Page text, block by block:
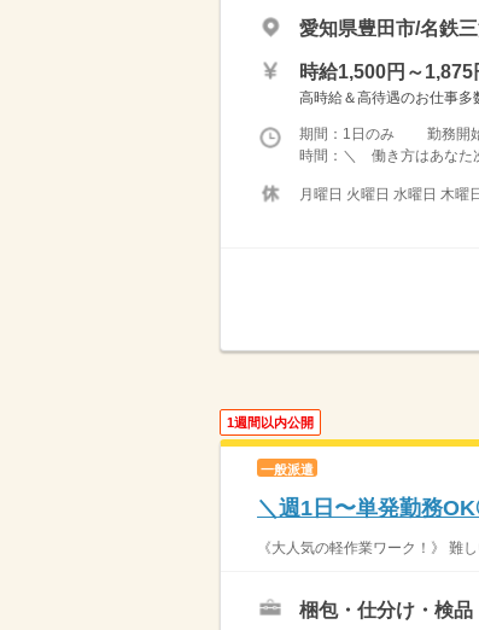
愛知県豊田市/名鉄
時給1,500円～1,875
高時給＆高待遇のお仕事多
期間：1日のみ 勤務開始
時間：＼ 働き方はあなた
月曜日 火曜日 水曜日 木曜
1週間以内公開
一般派遣
＼週1日〜単発勤務
《大人気の軽作業ワーク！》 難
梱包・仕分け・検品